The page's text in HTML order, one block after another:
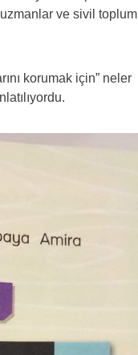
ve sivil toplum
korumak için” neler